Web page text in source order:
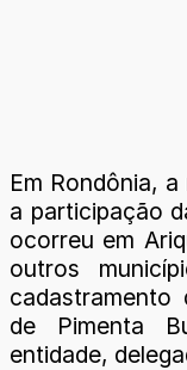
Em Rondônia,
a participação
ocorreu em
outros
cadastramento
de Pimenta
entidade,